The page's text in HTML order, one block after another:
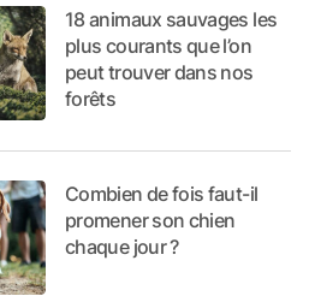
18 animaux sauvages les
plus courants que l’on
peut trouver dans nos
forêts
Combien de fois faut-il
promener son chien
chaque jour ?